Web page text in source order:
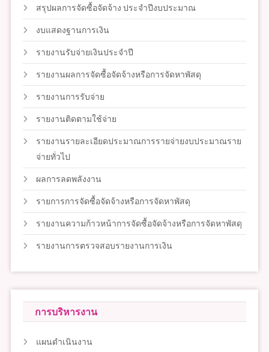
สรุปผลการจัดซื้อจัดจ้าง ประจำปีงบประมาณ
งบแสดงฐานการเงิน
รายงานรับจ่ายเงินประจำปี
รายงานผลการจัดซื้อจัดจ้างหรือการจัดหาพัสดุ
รายงานการรับจ่าย
รายงานติดตามใช้จ่าย
รายงานรายละเอียดประมาณการรายจ่ายงบประมาณราย
จ่ายทั่วไป
ผลการลดพลังงาน
รายการการจัดซื้อจัดจ้างหรือการจัดหาพัสดุ
รายงานความก้าวหน้าการจัดซื้อจัดจ้างหรือการจัดหาพัสดุ
รายงานการตรวจสอบรายงานการเงิน
การบริหารงาน
แผนดำเนินงาน